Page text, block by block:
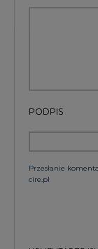
Przesłanie